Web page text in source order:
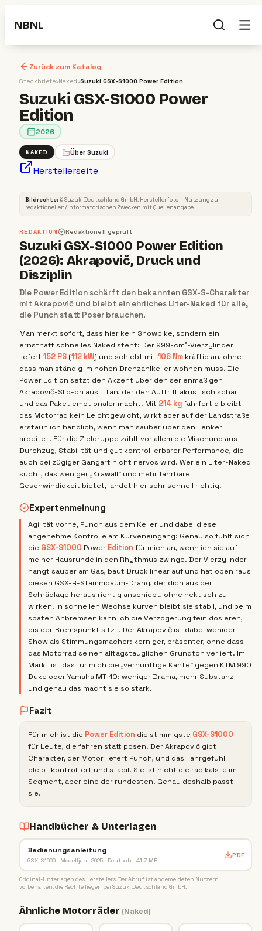
NBNL
Zurück zum Katalog
Steckbriefe›Naked›Suzuki GSX-S1000 Power Edition
Suzuki GSX-S1000 Power
Edition
2026
NAKED Über Suzuki
Herstellerseite
NAKED
Bildrechte: ©Suzuki Deutschland GmbH. Herstellerfoto – Nutzung zu
redaktionellen/informatorischen Zwecken mit Quellenangabe.
REDAKTION Redaktionell geprüft
Suzuki GSX-S1000 Power Edition
(2026): Akrapovič, Druck und
Disziplin
Die Power Edition schärft den bekannten GSX-S-Charakter
mit Akrapovič und bleibt ein ehrliches Liter-Naked für alle,
die Punch statt Poser brauchen.
Man merkt sofort, dass hier kein Showbike, sondern ein
ernsthaft schnelles Naked steht: Der 999-cm³-Vierzylinder
liefert 152 PS (112 kW) und schiebt mit 106 Nm kräftig an, ohne
dass man ständig im hohen Drehzahlkeller wohnen muss. Die
Power Edition setzt den Akzent über den serienmäßigen
Akrapovič-Slip-on aus Titan, der den Auftritt akustisch schärft
und das Paket emotionaler macht. Mit 214 kgfahrfertig bleibt
das Motorrad kein Leichtgewicht, wirkt aber auf der Landstraße
erstaunlich handlich, wenn man sauber über den Lenker
arbeitet. Für die Zielgruppe zählt vor allem die Mischung aus
Durchzug, Stabilität und gut kontrollierbarer Performance, die
auch bei zügiger Gangart nicht nervös wird. Wer ein Liter-Naked
sucht, das weniger „Krawall“ und mehr fahrbare
Geschwindigkeit bietet, landet hier sehr schnell richtig.
Expertenmeinung
Agilität vorne, Punch aus dem Keller und dabei diese
angenehme Kontrolle am Kurveneingang: Genau so fühlt sich
die GSX-S1000 Power Edition für mich an, wenn ich sie auf
meiner Hausrunde in den Rhythmus zwinge. Der Vierzylinder
hängt sauber am Gas, baut Druck linear auf und hat oben raus
diesen GSX-R-Stammbaum-Drang, der dich aus der
Schräglage heraus richtig anschiebt, ohne hektisch zu
wirken. In schnellen Wechselkurven bleibt sie stabil, und beim
späten Anbremsen kann ich die Verzögerung fein dosieren,
bis der Bremspunkt sitzt. Der Akrapovič ist dabei weniger
Show als Stimmungsmacher: kerniger, präsenter, ohne dass
das Motorrad seinen alltagstauglichen Grundton verliert. Im
Markt ist das für mich die „vernünftige Kante“ gegen KTM 990
Duke oder Yamaha MT-10: weniger Drama, mehr Substanz –
und genau das macht sie so stark.
Fazit
Für mich ist die Power Edition die stimmigste GSX-S1000
für Leute, die fahren statt posen. Der Akrapovič gibt
Charakter, der Motor liefert Punch, und das Fahrgefühl
bleibt kontrolliert und stabil. Sie ist nicht die radikalste im
Segment, aber eine der rundesten. Genau deshalb passt
sie.
Handbücher & Unterlagen
Bedienungsanleitung
GSX-S1000 · Modelljahr 2025 · Deutsch · 41,7 MB
PDF
Original-Unterlagen des Herstellers. Der Abruf ist angemeldeten Nutzern
vorbehalten; die Rechte liegen bei Suzuki Deutschland GmbH.
Ähnliche Motorräder (Naked)